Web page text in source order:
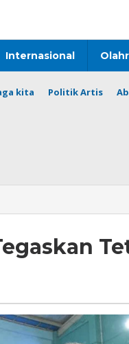
Internasional
kita Politik Artis